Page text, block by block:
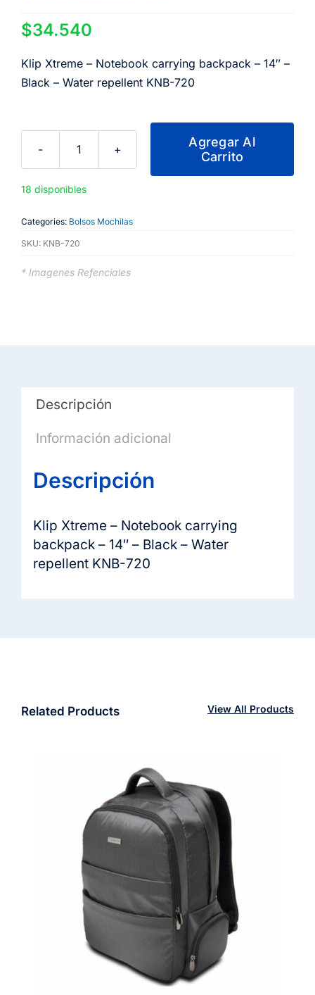
$34.540
Klip Xtreme – Notebook carrying backpack – 14″ –
Black – Water repellent KNB-720
Klip
-
-
KNB-
cantidad
Agregar Al
Carrito
18 disponibles
Categories: Bolsos Mochilas
SKU: KNB-720
* Imagenes Refenciales
Descripción
Información adicional
Descripción
Klip Xtreme – Notebook carrying
backpack – 14″ – Black – Water
repellent KNB-720
Related Products View All Products